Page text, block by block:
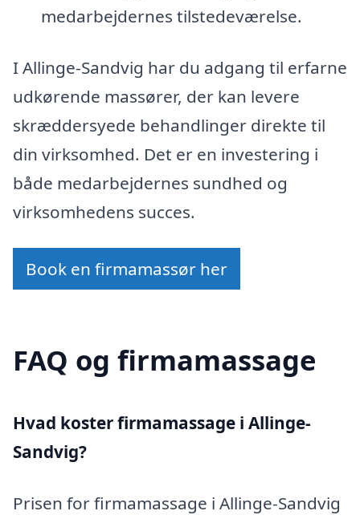
medarbejdernes tilstedeværelse.
I Allinge-Sandvig har du adgang til erfarne
udkørende massører, der kan levere
skræddersyede behandlinger direkte til
din virksomhed. Det er en investering i
både medarbejdernes sundhed og
virksomhedens succes.
Book en firmamassør her
FAQ og firmamassage
Hvad koster firmamassage i Allinge-
Sandvig?
Prisen for firmamassage i Allinge-Sandvig